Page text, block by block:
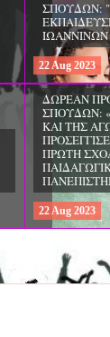
22Aug 2023
ΔΩΡΕΑΝ
ΣΠΟΥΔΩΝ:
ΘΕΩΡΙΑ
22Aug 2023